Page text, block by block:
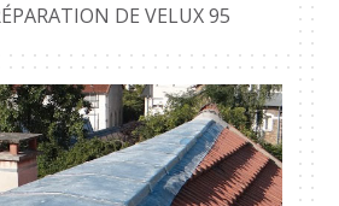
DE VELUX 95